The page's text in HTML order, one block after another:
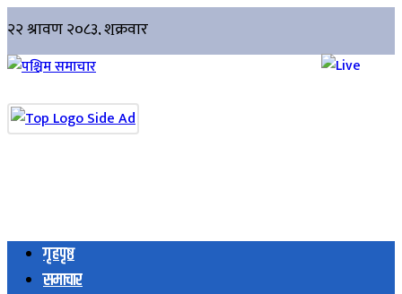
गृहपृष्ठ
समाचार